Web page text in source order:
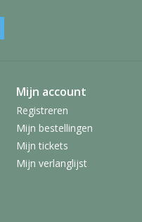
Mijn account
Registreren
Mijn bestellingen
Mijn tickets
Mijn verlanglijst